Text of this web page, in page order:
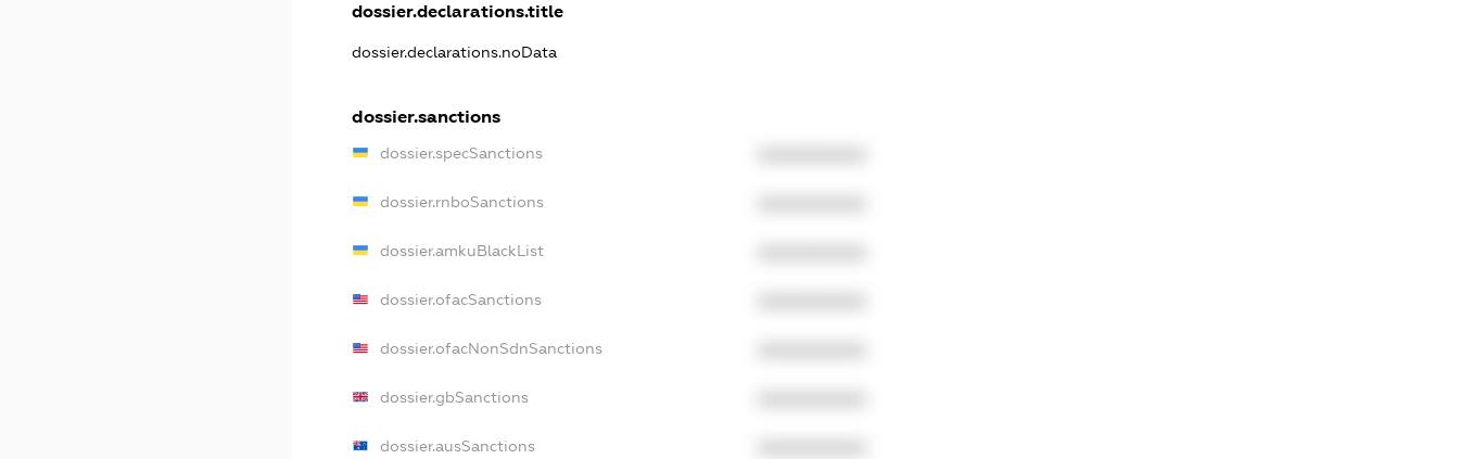
dossier.declarations.title
dossier.declarations.noData
dossier.sanctions
dossier.specSanctions
dossier.rnboSanctions
dossier.amkuBlackList
dossier.ofacSanctions
dossier.ofacNonSdnSanctions
dossier.gbSanctions
dossier.ausSanctions